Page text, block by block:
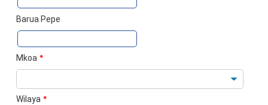
Barua Pepe
Mkoa *
Wilaya *